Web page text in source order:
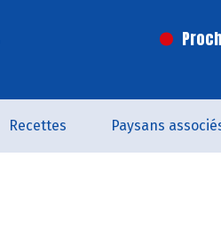
Recettes Paysans